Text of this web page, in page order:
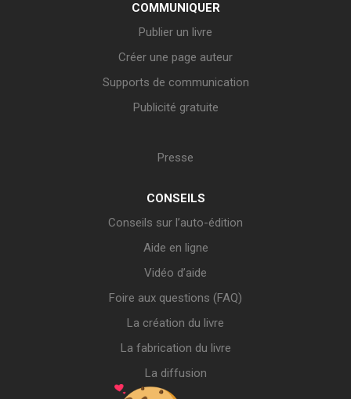
COMMUNIQUER
Publier un livre
Créer une page auteur
Supports de communication
Publicité gratuite
Presse
CONSEILS
Conseils sur l’auto-édition
Aide en ligne
Vidéo d’aide
Foire aux questions (FAQ)
La création du livre
La fabrication du livre
La diffusion